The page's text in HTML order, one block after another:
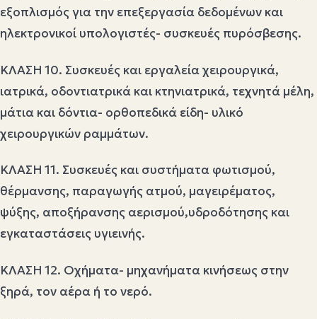
εξοπλισμός για την επεξεργασία δεδομένων και
ηλεκτρονικοί υπολογιστές- συσκευές πυρόσβεσης.
ΚΛΑΣΗ 10. Συσκευές και εργαλεία χειρουργικά,
ιατρικά, οδοντιατρικά και κτηνιατρικά, τεχνητά μέλη,
μάτια και δόντια- ορθοπεδικά είδη- υλικό
χειρουργικών ραμμάτων.
ΚΛΑΣΗ 11. Συσκευές και συστήματα φωτισμού,
θέρμανσης, παραγωγής ατμού, μαγειρέματος,
ψύξης, αποξήρανσης αερισμού,υδροδότησης και
εγκαταστάσεις υγιεινής.
ΚΛΑΣΗ 12. Οχήματα- μηχανήματα κινήσεως στην
ξηρά, τον αέρα ή το νερό.